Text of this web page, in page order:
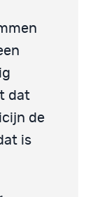
dat
de
is